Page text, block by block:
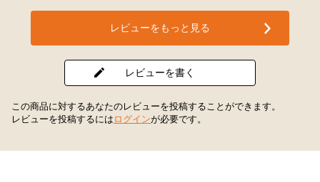
レビューをもっと見る
レビューを書く
この商品に対するあなたのレビューを投稿することができます。
レビューを投稿するには ログインが必要です。